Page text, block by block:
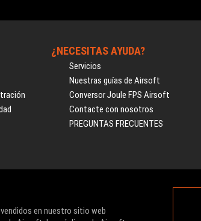
¿NECESITAS AYUDA?
Servicios
Nuestras guías de Airsoft
Conversor Joule FPS Airsoft
Contacte con nosotros
PREGUNTAS FRECUENTES
en nuestro sitio web